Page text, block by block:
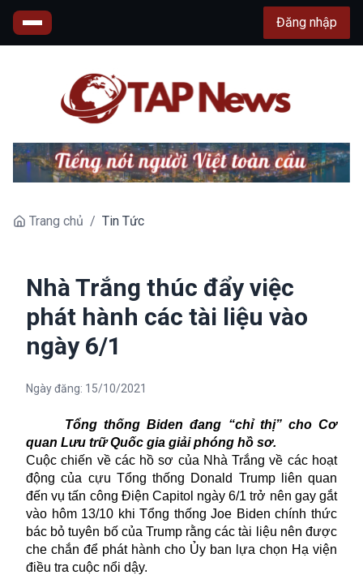
Đăng nhập
Trang chủ / Tin Tức
Nhà Trắng thúc đẩy việc
phát hành các tài liệu vào
ngày 6/1
Ngày đăng: 15/10/2021
Tổng thống Biden đang “chỉ thị” cho Cơ
quan Lưu trữ Quốc gia giải phóng hồ sơ.
Cuộc chiến về các hồ sơ của Nhà Trắng về các hoạt
động của cựu Tổng thống Donald Trump liên quan
đến vụ tấn công Điện Capitol ngày 6/1 trở nên gay gắt
vào hôm 13/10 khi Tổng thống Joe Biden chính thức
bác bỏ tuyên bố của Trump rằng các tài liệu nên được
che chắn để phát hành cho Ủy ban lựa chọn Hạ viện
điều tra cuộc nổi dậy.